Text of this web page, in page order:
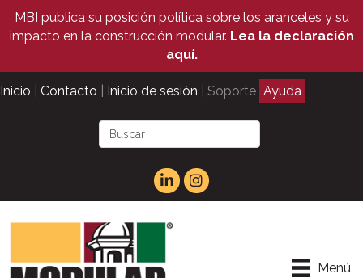
MBI publica su posición política sobre los aranceles y su
impacto en la construcción modular. Lea la declaración
aquí.
Inicio Contacto Inicio de sesión | Soporte Ayuda
Menú